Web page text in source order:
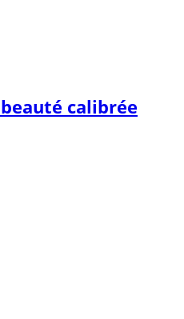
calibrée